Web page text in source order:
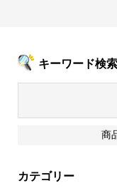
キーワード検索
商
カテゴリー